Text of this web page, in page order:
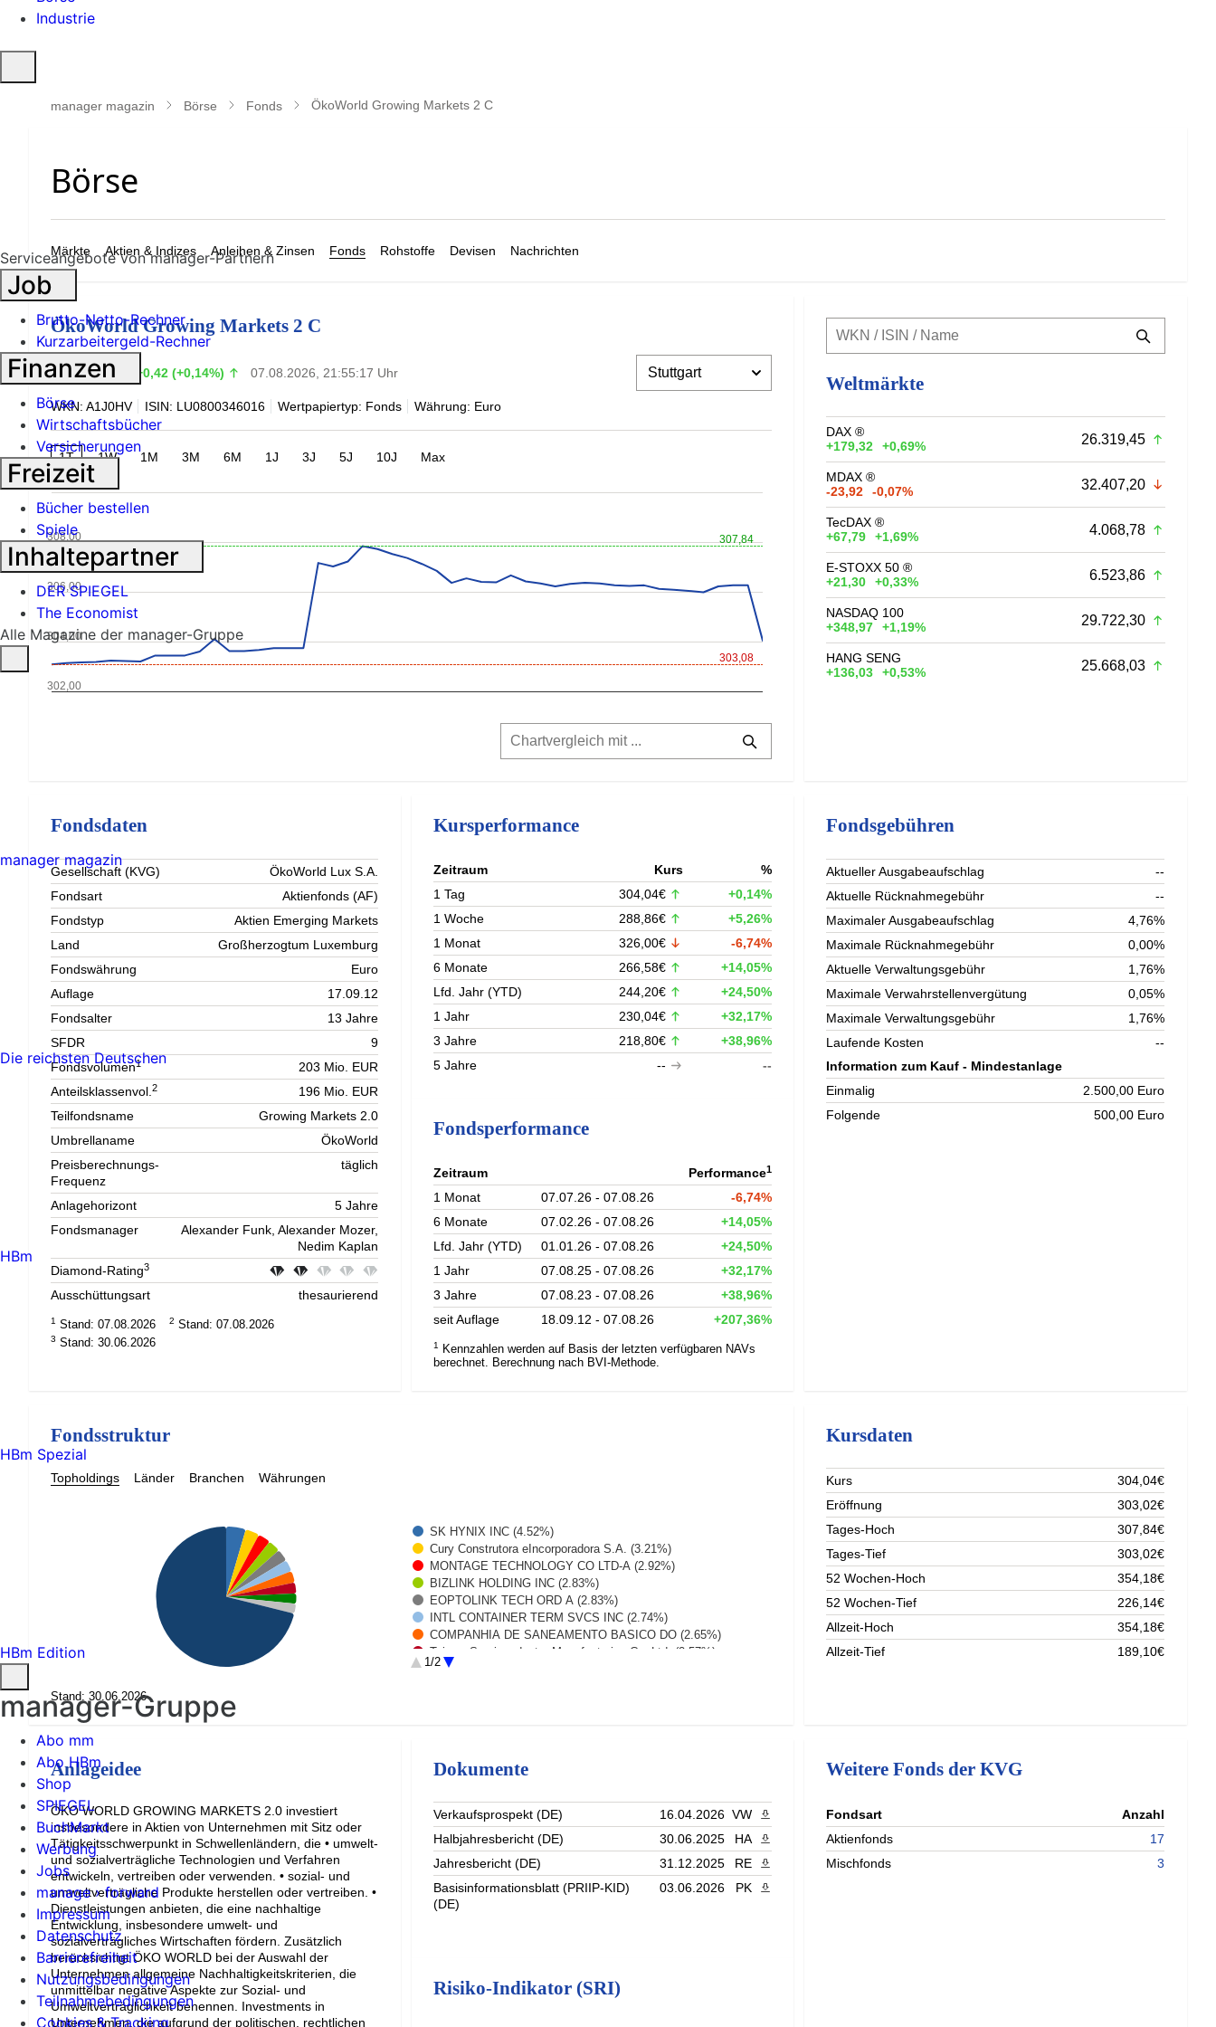
Industrie
öffnen
manager magazin Börse Fonds ÖkoWorld Growing Markets 2 C
Märkte Aktien & Indizes Anleihen & Zinsen Fonds Rohstoffe Devisen Nachrichten
ÖkoWorld Growing Markets 2 C
304,04 +0,42 (+0,14%) 07.08.2026, 21:55:17 Uhr
WKN: A1J0HV ISIN: LU0800346016 Wertpapiertyp: Fonds Währung: Euro
1T 1W 1M 3M 6M 1J 3J 5J 10J Max
307,84
303,08
302,00
304,00
306,00
308,00
Weltmärkte
DAX ®
+179,32
+0,69% 26.319,45
MDAX ®
-23,92
-0,07% 32.407,20
TecDAX ®
+67,79
+1,69% 4.068,78
E-STOXX 50 ®
+21,30
+0,33% 6.523,86
NASDAQ 100
+348,97
+1,19% 29.722,30
HANG SENG
+136,03
+0,53% 25.668,03
Fondsdaten
Gesellschaft (KVG)
ÖkoWorld Lux S.A.
Fondsart
Aktienfonds (AF)
Fondstyp
Aktien Emerging Markets
Land
Großherzogtum Luxemburg
Fondswährung
Euro
Auflage
17.09.12
Fondsalter
13 Jahre
SFDR
9
Fondsvolumen1
203 Mio. EUR
Anteilsklassenvol.2
196 Mio. EUR
Teilfondsname
Growing Markets 2.0
Umbrellaname
ÖkoWorld
Preisberechnungs-
Frequenz
täglich
Anlagehorizont
5 Jahre
Fondsmanager
Alexander Funk, Alexander Mozer,
Nedim Kaplan
Diamond-Rating3
Ausschüttungsart thesaurierend
1 Stand: 07.08.2026 2 Stand: 07.08.2026
3 Stand: 30.06.2026
Kursperformance
Zeitraum Kurs
%
1 Tag
304,04€
+0,14%
1 Woche
288,86€
+5,26%
1 Monat
326,00€
-6,74%
6 Monate
266,58€
+14,05%
Lfd. Jahr (YTD)
244,20€
+24,50%
1 Jahr
230,04€
+32,17%
3 Jahre
218,80€
+38,96%
5 Jahre
-- --
Fondsperformance
Zeitraum Performance1
1 Monat 07.07.26 - 07.08.26
-6,74%
6 Monate
07.02.26 - 07.08.26
+14,05%
Lfd. Jahr (YTD)
01.01.26 - 07.08.26
+24,50%
1 Jahr
07.08.25 - 07.08.26
+32,17%
3 Jahre
07.08.23 - 07.08.26
+38,96%
seit Auflage
18.09.12 - 07.08.26 +207,36%
1
Kennzahlen werden auf Basis der letzten verfügbaren NAVs
berechnet. Berechnung nach BVI-Methode.
Fondsgebühren
Aktueller Ausgabeaufschlag
--
Aktuelle Rücknahmegebühr
--
Maximaler Ausgabeaufschlag
4,76%
Maximale Rücknahmegebühr
0,00%
Aktuelle Verwaltungsgebühr
1,76%
Maximale Verwahrstellenvergütung
0,05%
Maximale Verwaltungsgebühr
1,76%
Laufende Kosten
--
Information zum Kauf - Mindestanlage
Einmalig
2.500,00 Euro
Folgende
500,00 Euro
Fondsstruktur
Topholdings Länder Branchen Währungen
SK HYNIX INC (4.52%)
Cury Construtora eIncorporadora S.A. (3.21%)
MONTAGE TECHNOLOGY CO LTD-A (2.92%)
BIZLINK HOLDING INC (2.83%)
EOPTOLINK TECH ORD A (2.83%)
INTL CONTAINER TERM SVCS INC (2.74%)
COMPANHIA DE SANEAMENTO BASICO DO (2.65%)
Taiwan Semiconductor Manufacturing Co. Ltd. (2.57%)
Zoomlion Heavy Industry Science and Technology Co (2.32%)
1/2
Stand: 30.06.2026
Kursdaten
Kurs
304,04€
Eröffnung
303,02€
Tages-Hoch
307,84€
Tages-Tief
303,02€
52 Wochen-Hoch
354,18€
52 Wochen-Tief
226,14€
Allzeit-Hoch
354,18€
Allzeit-Tief
189,10€
Anlageidee
ÖKO WORLD GROWING MARKETS 2.0 investiert
insbesondere in Aktien von Unternehmen mit Sitz oder
Tätigkeitsschwerpunkt in Schwellenländern, die • umwelt-
und sozialverträgliche Technologien und Verfahren
entwickeln, vertreiben oder verwenden. • sozial- und
umweltverträgliche Produkte herstellen oder vertreiben. •
Dienstleistungen anbieten, die eine nachhaltige
Entwicklung, insbesondere umwelt- und
sozialverträgliches Wirtschaften fördern. Zusätzlich
berücksichtigt ÖKO WORLD bei der Auswahl der
Unternehmen allgemeine Nachhaltigkeitskriterien, die
unmittelbar negative Aspekte zur Sozial- und
Umweltverträglichkeit benennen. Investments in
Unternehmen, die aufgrund der politischen, rechtlichen
Dokumente
Verkaufsprospekt (DE) 16.04.2026 VW
PDF herunterladen
Halbjahresbericht (DE)
30.06.2025 HA
PDF herunterladen
Jahresbericht (DE)
31.12.2025 RE
PDF herunterladen
Basisinformationsblatt (PRIIP-KID)
(DE)
03.06.2026 PK PDF herunterladen
Risiko-Indikator (SRI)
Weitere Fonds der KVG
Fondsart
Anzahl
Aktienfonds
17
Mischfonds
3
Serviceangebote von manager-Partnern
Job
Brutto-Netto-Rechner
Kurzarbeitergeld-Rechner
Finanzen
Börse
Wirtschaftsbücher
Versicherungen
Freizeit
Bücher bestellen
Spiele
Inhaltepartner
DER SPIEGEL
The Economist
Alle Magazine der manager-Gruppe
manager magazin
Die reichsten Deutschen
HBm
HBm Spezial
HBm Edition
manager-Gruppe
Abo mm
Abo HBm
Shop
SPIEGEL
BuchMarkt
Werbung
Jobs
manage › forward
Impressum
Datenschutz
Barrierefreiheit
Nutzungsbedingungen
Teilnahmebedingungen
Cookies & Tracking